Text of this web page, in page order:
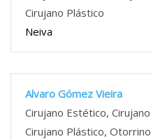
Cirujano Plástico
Neiva
Alvaro Gómez Vieira
Cirujano Estético,
Cirujano Plástico, Otorrino